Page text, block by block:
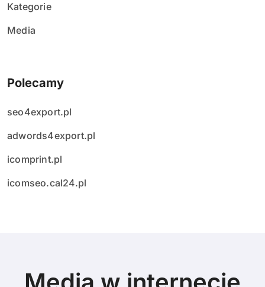
Kategorie
Media
Polecamy
seo4export.pl
adwords4export.pl
icomprint.pl
icomseo.cal24.pl